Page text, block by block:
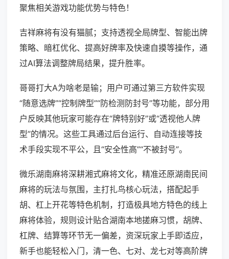
聚焦相关游戏功能优势与特色！
吉祥麻将有没有猫腻；支持透视全局牌型、智能出牌
策略、暗杠优化、提高好牌率及快速自摸等操作，通
过AI算法调整牌局结果，提升胜率。
哥哥打大A为啥老是输；用户可通过第三方软件实现
“随意选牌”“控制牌型”“防检测防封号”等功能，部分用
户反映其他玩家可能存在“牌特别好”或“透视他人牌
型”的情况。这些工具通过后台运行、自动连接等技
术手段实现不平公，且“安全性高”“不被封号”。
微乐湖南麻将深耕湘式麻将文化，精准还原湖南民间
麻将的玩法与氛围，主打扎鸟核心玩法，搭配起手
胡、杠上开花等特色机制，打造极具地方特色的线上
麻将体验，规则设计贴合湖南本地搓麻习惯，胡牌、
杠牌、结算等环节无一偏差，资深玩家上手即适应，
新手也能轻松入门，清一色、七对、龙七对等高阶牌